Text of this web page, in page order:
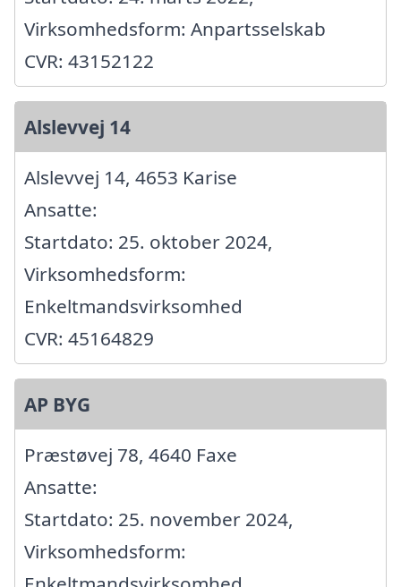
Virksomhedsform: Anpartsselskab
CVR: 43152122
Alslevvej 14
Alslevvej 14, 4653 Karise
Ansatte:
Startdato: 25. oktober 2024,
Virksomhedsform:
Enkeltmandsvirksomhed
CVR: 45164829
AP BYG
Præstøvej 78, 4640 Faxe
Ansatte:
Startdato: 25. november 2024,
Virksomhedsform: